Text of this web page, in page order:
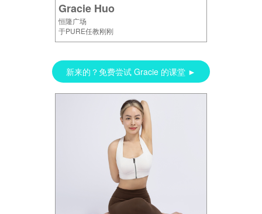
Gracie Huo
恒隆广场
于PURE任教刚刚
新来的？免费尝试 Gracie 的课堂 ►